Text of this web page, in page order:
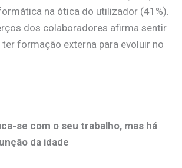
na ótica do utilizador (41%).
dos colaboradores afirma sentir
formação externa para evoluir no
se com o seu trabalho, mas há
da idade